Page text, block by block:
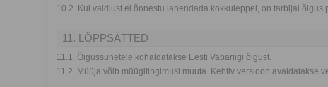
10.2. Kui vaidlust ei õnnestu lahendada kokkuleppel, on tarbijal õigus
11. LÕPPSÄTTED
11.1. Õigussuhetele kohaldatakse Eesti Vabariigi õigust.
11.2. Müüja võib müügitingimusi muuta. Kehtiv versioon avaldatakse